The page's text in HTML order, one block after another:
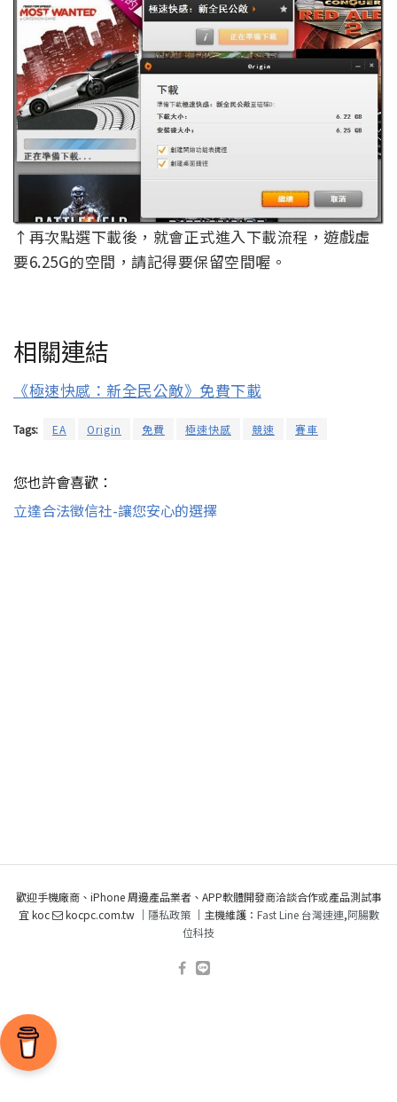
↑再次點選下載後，就會正式進入下載流程，遊戲虛
要6.25G的空間，請記得要保留空間喔。
相關連結
《極速快感：新全民公敵》免費下載
Tags: EA Origin 免費 極速快感 競速 賽車
您也許會喜歡：
立達合法徵信社-讓您安心的選擇
歡迎手機廠商、iPhone 周邊產品業者、APP軟體開發商洽談合作或產品測試事
宜 koc
kocpc.com.tw ｜ 隱私政策｜主機維護： Fast Line 台灣速連,阿腸數
位科技